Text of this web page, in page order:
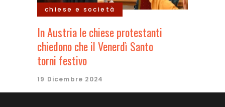
chiese e società
In Austria le chiese protestanti
chiedono che il Venerdì Santo
torni festivo
19 Dicembre 2024